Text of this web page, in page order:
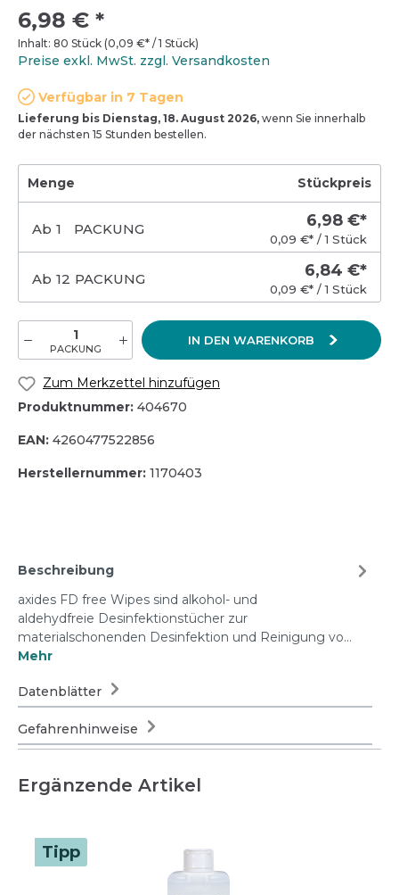
6,98 € *
Inhalt: 80 Stück (0,09 €* / 1 Stück)
Preise exkl. MwSt. zzgl. Versandkosten
Verfügbar in 7 Tagen
Lieferung bis Dienstag, 18. August 2026, wenn Sie innerhalb
der nächsten 15 Stunden bestellen.
Menge Stückpreis
Ab 1 PACKUNG 6,98 €*
0,09 €* / 1 Stück
Ab 12 PACKUNG 6,84 €*
0,09 €* / 1 Stück
PACKUNG
IN DEN WARENKORB
Zum Merkzettel hinzufügen
Produktnummer: 404670
EAN: 4260477522856
Herstellernummer: 1170403
Beschreibung
axides FD free Wipes sind alkohol- und
aldehydfreie Desinfektionstücher zur
materialschonenden Desinfektion und Reinigung vo…
Mehr
Datenblätter
Gefahrenhinweise
Ergänzende Artikel
Tipp